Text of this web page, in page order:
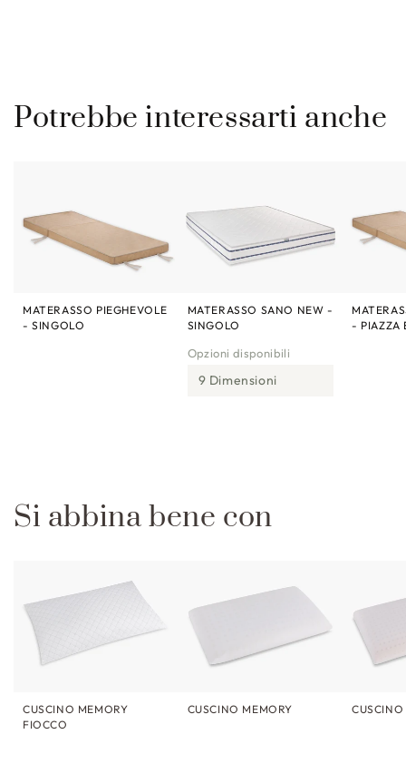
Potrebbe interessarti anche
MATERASSO PIEGHEVOLE
- SINGOLO
MATERASSO SANO NEW -
SINGOLO
Opzioni disponibili
9 Dimensioni
- PIAZZA
Si abbina bene con
CUSCINO MEMORY
FIOCCO
CUSCINO MEMORY